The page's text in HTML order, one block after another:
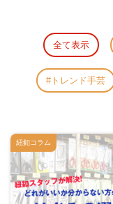
全て表示
トレンド手芸
紐釦コラム